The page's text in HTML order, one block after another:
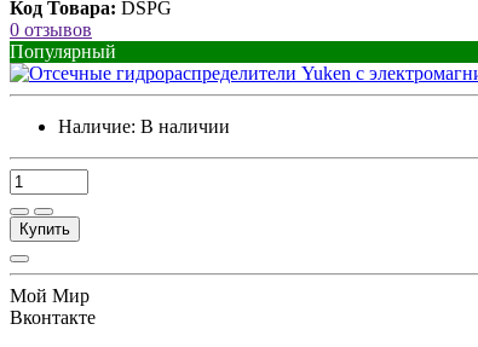
Код Товара: DSPG
0 отзывов
Популярный
Наличие: В наличии
Купить
Мой Мир
Вконтакте